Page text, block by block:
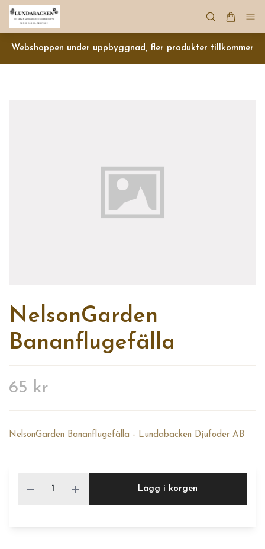
Webshoppen under uppbyggnad, fler produkter tillkommer
NelsonGarden
Bananflugefälla
65 kr
NelsonGarden Bananflugefälla - Lundabacken Djufoder AB
Lägg i korgen